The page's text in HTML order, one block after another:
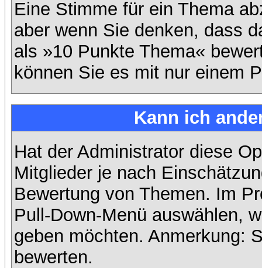
Eine Stimme für ein Thema
aber wenn Sie denken, dass
als »10 Punkte Thema«
können Sie es mit nur einem
Kann ich
Hat der Administrator diese
Mitglieder je nach
Bewertung von Themen. Im
Pull-Down-Menü auswählen,
geben möchten. Anmerkung:
bewerten.